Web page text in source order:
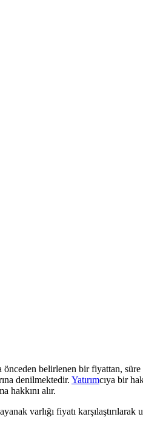
önceden belirlenen bir fiyattan,
denilmektedir. Yatırımcıya bir
hakkını alır.
varlığı fiyatı karşılaştırılarak